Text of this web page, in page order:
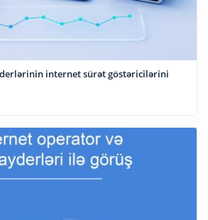
internet sürət göstəricilərini